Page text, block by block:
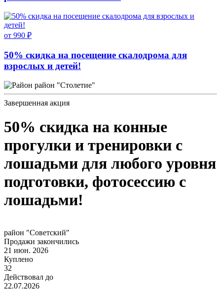
от 990 ₽
50% скидка на посещение скалодрома для
взрослых и детей!
район "Столетие"
Завершенная акция
50% скидка на конные
прогулки и тренировки с
лошадьми для любого уровня
подготовки, фотосессию с
лошадьми!
район "Советский"
Продажи закончились
21 июн. 2026
Куплено
32
Действовал до
22.07.2026